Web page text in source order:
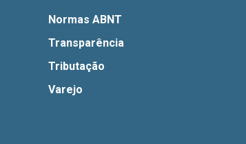
Normas ABNT
Transparência
Tributação
Varejo